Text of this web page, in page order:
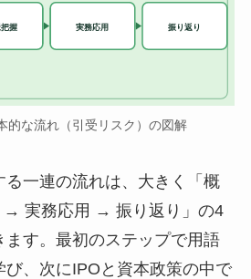
握 実務応用 振り返り
的な流れ（引受リスク）の図解
る一連の流れは、大きく「概
実務応用 → 振り返り」の4
ます。最初のステップで用語
び、次にIPOと資本政策の中で